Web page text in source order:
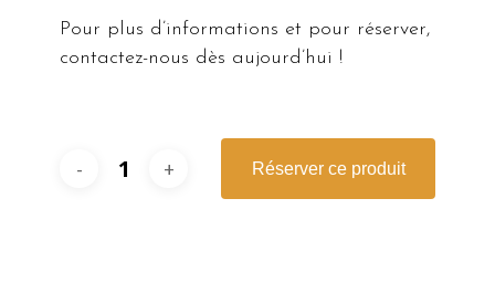
Pour plus d’informations et pour réserver,
contactez-nous dès aujourd’hui !
Réserver ce produit